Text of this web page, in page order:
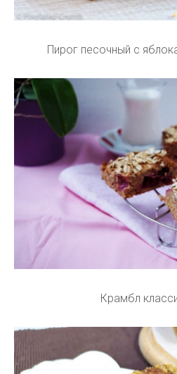
Пирог песочный с
Крамбл